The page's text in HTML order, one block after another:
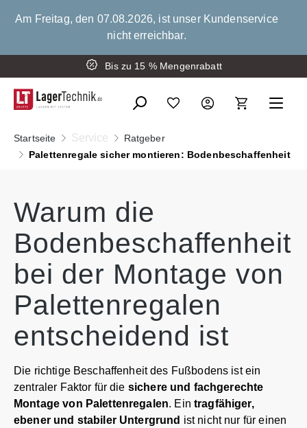
springen
Am Freitag, den 07.08.2026, ist unser Kundenservice
nicht erreichbar.
Bis zu 15 % Mengenrabatt
Startseite Service
Ratgeber
Palettenregale sicher montieren: Bodenbeschaffenheit
Warum die
Bodenbeschaffenheit
bei der Montage von
Palettenregalen
entscheidend ist
Die richtige Beschaffenheit des Fußbodens ist ein
zentraler Faktor für die sichere und fachgerechte
Montage von Palettenregalen. Ein tragfähiger,
ebener und stabiler Untergrund ist nicht nur für einen